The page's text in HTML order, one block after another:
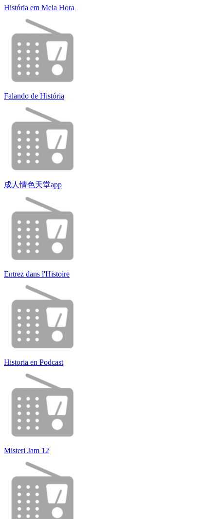
História em Meia Hora
Falando de História
成人情色天堂app
Entrez dans l'Histoire
Historia en Podcast
Misteri Jam 12